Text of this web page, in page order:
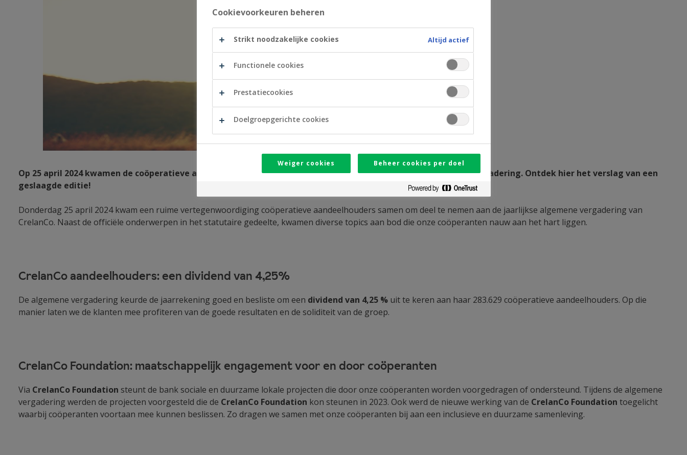
Op 25 april 2024 kwamen de coöperatieve aandeelhouders van CrelanCo samen voor hun jaarlijkse algemene vergadering. Ontdek hier het verslag van een
geslaagde editie!
Donderdag 25 april 2024 kwam een ruime vertegenwoordiging coöperatieve aandeelhouders samen om deel te nemen aan de jaarlijkse algemene vergadering van
CrelanCo. Naast de officiële onderwerpen in het statutaire gedeelte, kwamen diverse topics aan bod die onze coöperanten nauw aan het hart liggen.
CrelanCo aandeelhouders: een dividend van 4,25%
De algemene vergadering keurde de jaarrekening goed en besliste om een dividend van 4,25 % uit te keren aan haar 283.629 coöperatieve aandeelhouders. Op die
manier laten we de klanten mee profiteren van de goede resultaten en de soliditeit van de groep.
CrelanCo Foundation: maatschappelijk engagement voor en door coöperanten
Via CrelanCo Foundation steunt de bank sociale en duurzame lokale projecten die door onze coöperanten worden voorgedragen of ondersteund. Tijdens de algemene
vergadering werden de projecten voorgesteld die de CrelanCo Foundation kon steunen in 2023. Ook werd de nieuwe werking van de CrelanCo Foundation toegelicht
waarbij coöperanten voortaan mee kunnen beslissen. Zo dragen we samen met onze coöperanten bij aan een inclusieve en duurzame samenleving.
Cookievoorkeuren beheren
Strikt noodzakelijke cookies Altijd actief
Functionele cookies
Prestatiecookies
Doelgroepgerichte cookies
Weiger cookies Beheer cookies per doel